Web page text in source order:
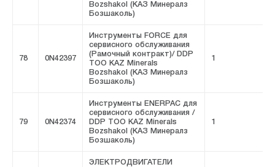
Bozshakol (КАЗ Минералз
Бозшаколь)
78 0N42397
Инструменты FORCE для
сервисного обслуживания
(Рамочный контракт)/ DDP
ТОО KAZ Minerals
Bozshakol (КАЗ Минералз
Бозшаколь)
1
79 0N42374
Инструменты ENERPAC для
сервисного обслуживания /
DDP ТОО KAZ Minerals
Bozshakol (КАЗ Минералз
Бозшаколь)
1
ЭЛЕКТРОДВИГАТЕЛИ